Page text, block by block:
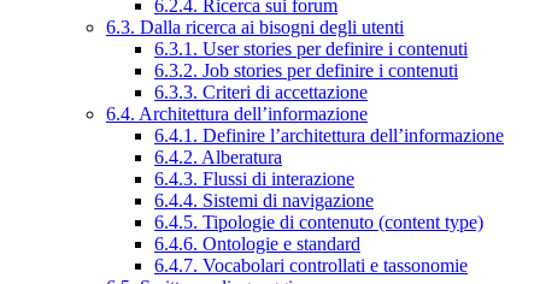
6.2.4. Ricerca sui forum
6.3. Dalla ricerca ai bisogni degli utenti
6.3.1. User stories per definire i contenuti
6.3.2. Job stories per definire i contenuti
6.3.3. Criteri di accettazione
6.4. Architettura dell’informazione
6.4.1. Definire l’architettura dell’informazione
6.4.2. Alberatura
6.4.3. Flussi di interazione
6.4.4. Sistemi di navigazione
6.4.5. Tipologie di contenuto (content type)
6.4.6. Ontologie e standard
6.4.7. Vocabolari controllati e tassonomie